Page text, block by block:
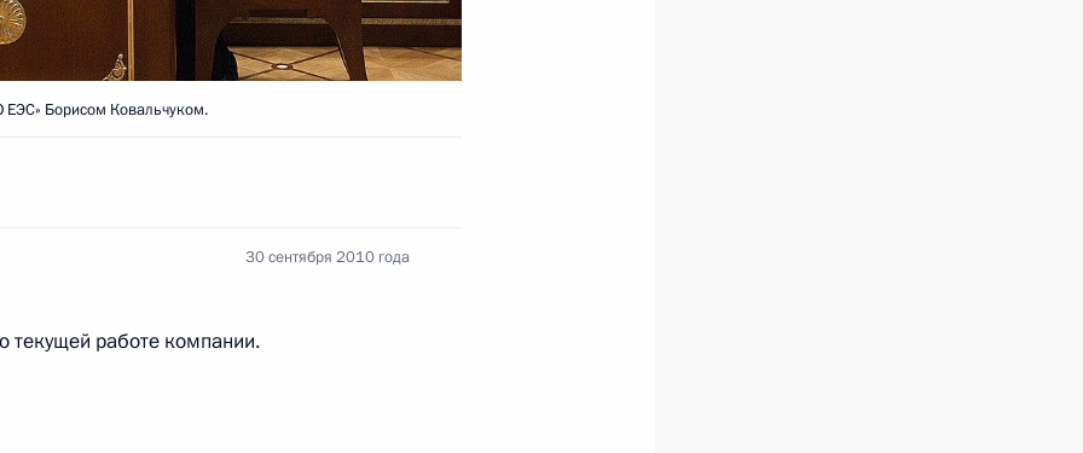
народного
Борисом Ковальчуком.
30 сентября 2010 года
текущей работе компании.